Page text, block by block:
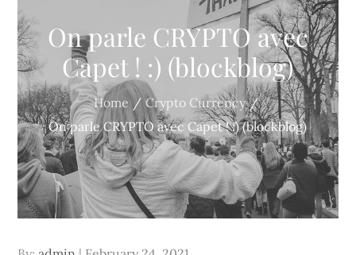
On parle CRYPTO avec
Capet ! :) (blockblog)
Home
Crypto Currency
On parle CRYPTO avec Capet ! :) (blockblog)